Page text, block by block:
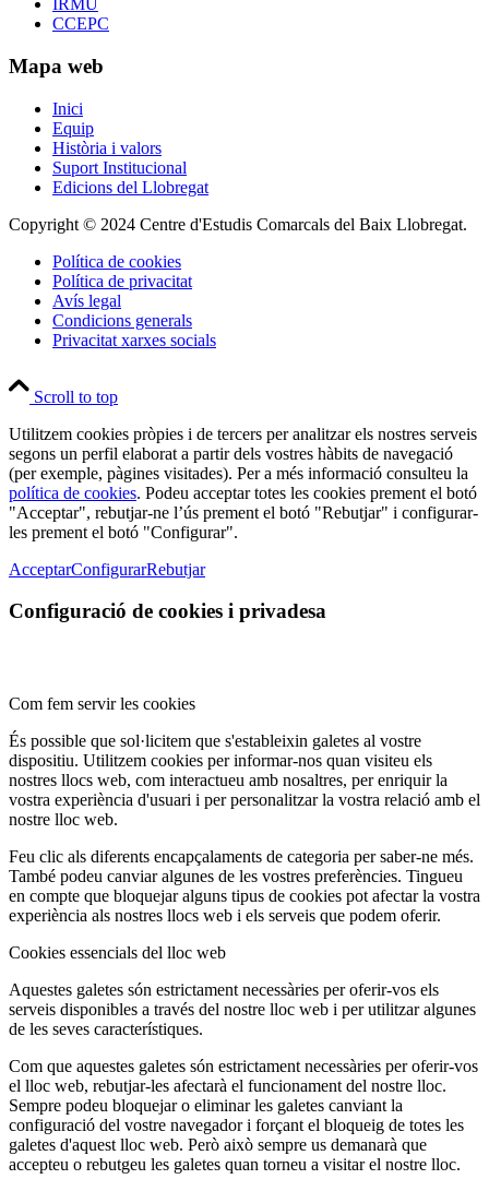
IRMU
CCEPC
Mapa web
Inici
Equip
Història i valors
Suport Institucional
Edicions del Llobregat
Copyright © 2024 Centre d'Estudis Comarcals del Baix Llobregat.
Política de cookies
Política de privacitat
Avís legal
Condicions generals
Privacitat xarxes socials
Scroll to top
Utilitzem cookies pròpies i de tercers per analitzar els nostres serveis
segons un perfil elaborat a partir dels vostres hàbits de navegació
(per exemple, pàgines visitades). Per a més informació consulteu la
política de cookies. Podeu acceptar totes les cookies prement el botó
"Acceptar", rebutjar-ne l’ús prement el botó "Rebutjar" i configurar-
les prement el botó "Configurar".
AcceptarConfigurarRebutjar
Configuració de cookies i privadesa
Com fem servir les cookies
És possible que sol·licitem que s'estableixin galetes al vostre
dispositiu. Utilitzem cookies per informar-nos quan visiteu els
nostres llocs web, com interactueu amb nosaltres, per enriquir la
vostra experiència d'usuari i per personalitzar la vostra relació amb el
nostre lloc web.
Feu clic als diferents encapçalaments de categoria per saber-ne més.
També podeu canviar algunes de les vostres preferències. Tingueu
en compte que bloquejar alguns tipus de cookies pot afectar la vostra
experiència als nostres llocs web i els serveis que podem oferir.
Cookies essencials del lloc web
Aquestes galetes són estrictament necessàries per oferir-vos els
serveis disponibles a través del nostre lloc web i per utilitzar algunes
de les seves característiques.
Com que aquestes galetes són estrictament necessàries per oferir-vos
el lloc web, rebutjar-les afectarà el funcionament del nostre lloc.
Sempre podeu bloquejar o eliminar les galetes canviant la
configuració del vostre navegador i forçant el bloqueig de totes les
galetes d'aquest lloc web. Però això sempre us demanarà que
accepteu o rebutgeu les galetes quan torneu a visitar el nostre lloc.